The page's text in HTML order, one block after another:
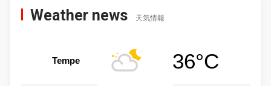
Weather news 天気情報
Tempe 36°C